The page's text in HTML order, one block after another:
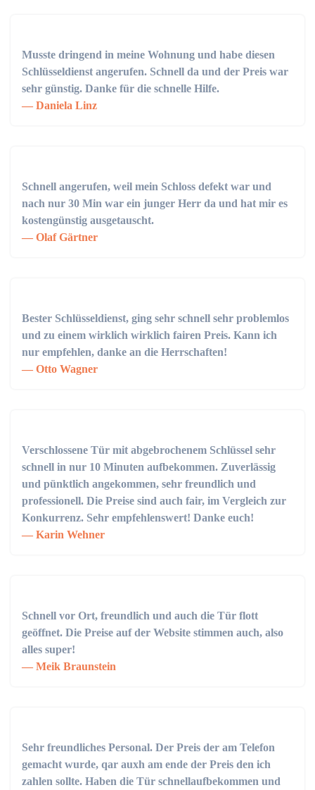
Musste dringend in meine Wohnung und habe diesen
Schlüsseldienst angerufen. Schnell da und der Preis war
sehr günstig. Danke für die schnelle Hilfe.
Daniela Linz
Schnell angerufen, weil mein Schloss defekt war und
nach nur 30 Min war ein junger Herr da und hat mir es
kostengünstig ausgetauscht.
Olaf Gärtner
Bester Schlüsseldienst, ging sehr schnell sehr problemlos
und zu einem wirklich wirklich fairen Preis. Kann ich
nur empfehlen, danke an die Herrschaften!
Otto Wagner
Verschlossene Tür mit abgebrochenem Schlüssel sehr
schnell in nur 10 Minuten aufbekommen. Zuverlässig
und pünktlich angekommen, sehr freundlich und
professionell. Die Preise sind auch fair, im Vergleich zur
Konkurrenz. Sehr empfehlenswert! Danke euch!
Karin Wehner
Schnell vor Ort, freundlich und auch die Tür flott
geöffnet. Die Preise auf der Website stimmen auch, also
alles super!
Meik Braunstein
Sehr freundliches Personal. Der Preis der am Telefon
gemacht wurde, qar auxh am ende der Preis den ich
zahlen sollte. Haben die Tür schnellaufbekommen und